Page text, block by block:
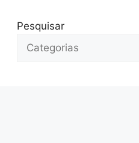
Pesquisar